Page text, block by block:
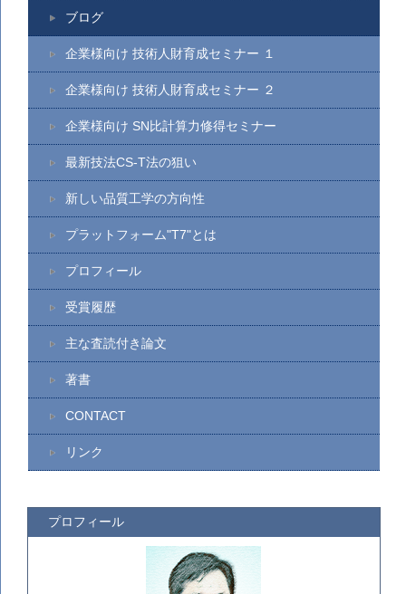
ブログ
企業様向け 技術人財育成セミナー １
企業様向け 技術人財育成セミナー ２
企業様向け SN比計算力修得セミナー
最新技法CS-T法の狙い
新しい品質工学の方向性
プラットフォーム"T7"とは
プロフィール
受賞履歴
主な査読付き論文
著書
CONTACT
リンク
プロフィール